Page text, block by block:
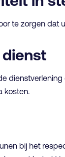
te zorgen dat
kosten.
bij het